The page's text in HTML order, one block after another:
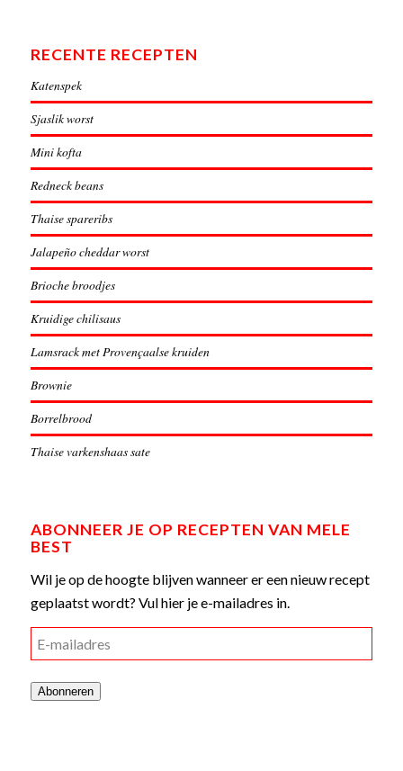
RECENTE RECEPTEN
Katenspek
Sjaslik worst
Mini kofta
Redneck beans
Thaise spareribs
Jalapeño cheddar worst
Brioche broodjes
Kruidige chilisaus
Lamsrack met Provençaalse kruiden
Brownie
Borrelbrood
Thaise varkenshaas sate
ABONNEER JE OP RECEPTEN VAN MELE
BEST
Wil je op de hoogte blijven wanneer er een nieuw recept
geplaatst wordt? Vul hier je e-mailadres in.
E-
mailadres
Abonneren